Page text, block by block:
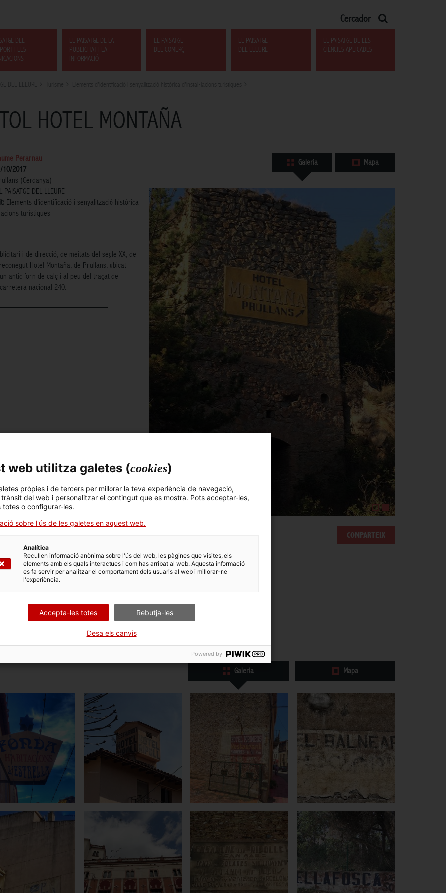
Cercador
DEL
I LES
EL PAISATGE DE LA
PUBLICITAT I LA
INFORMACIÓ
EL PAISATGE
DEL COMERÇ
EL PAISATGE
DEL LLEURE
EL PAISATGE DE LES
CIÈNCIES APLICADES
HOTEL MONTAÑA
Perarnau
10/2017
(Cerdanya)
PAISATGE DEL LLEURE
Elements d’identificació i senyalització històrica
turístiques
i de direcció, de meitats del segle XX, de
Hotel Montaña, de Prullans, ubicat
antic forn de calç i al peu del traçat de
nacional 240.
Galeria Mapa
COMPARTEIX
ALGUNA DADA
CORRECTA?
A MILLORAR L'ARXIU!
Galeria Mapa
web utilitza galetes (cookies)
pròpies i de tercers per millorar la teva experiència de navegació,
del web i personalitzar el contingut que es mostra. Pots acceptar-les,
totes o configurar-les.
sobre l'ús de les galetes en aquest web.
Analítica
Recullen informació anònima sobre l'ús del web, les pàgines que visites, els
elements amb els quals interactues i com has arribat al web. Aquesta informació
es fa servir per analitzar el comportament dels usuaris al web i millorar-ne
l'experiència.
Accepta-les totes Rebutja-les
Desa els canvis
Powered by